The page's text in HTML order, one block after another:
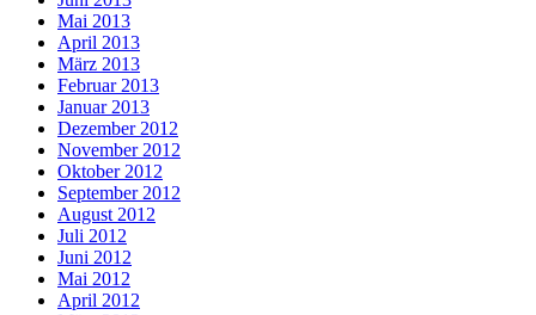
Mai 2013
April 2013
März 2013
Februar 2013
Januar 2013
Dezember 2012
November 2012
Oktober 2012
September 2012
August 2012
Juli 2012
Juni 2012
Mai 2012
April 2012